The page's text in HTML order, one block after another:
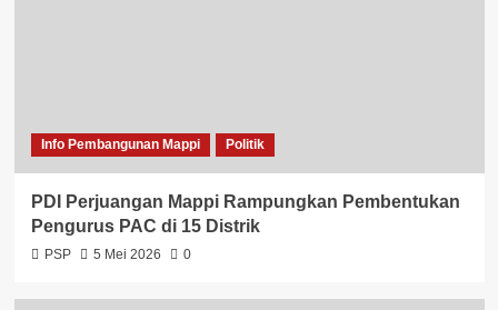
Info Pembangunan Mappi Politik
PDI Perjuangan Mappi Rampungkan Pembentukan
Pengurus PAC di 15 Distrik
PSP 5 Mei 2026 0